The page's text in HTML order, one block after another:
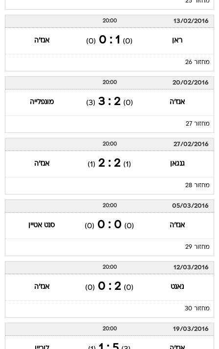
13/02/2016
20:00
ראן (0)
1 : 0
(0) אנז'ה
מחזור 26
20/02/2016
20:00
אנז'ה (0)
2 : 3
(3) מונפלייה
מחזור 27
27/02/2016
20:00
גנגאן (1)
2 : 2
(1) אנז'ה
מחזור 28
05/03/2016
20:00
אנז'ה (0)
0 : 0
(0) סנט אטיין
מחזור 29
12/03/2016
20:00
נאנט (0)
2 : 0
(0) אנז'ה
מחזור 30
19/03/2016
20:00